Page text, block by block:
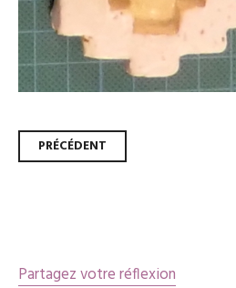
Navigation
PRÉCÉDENT
Partagez votre réflexion